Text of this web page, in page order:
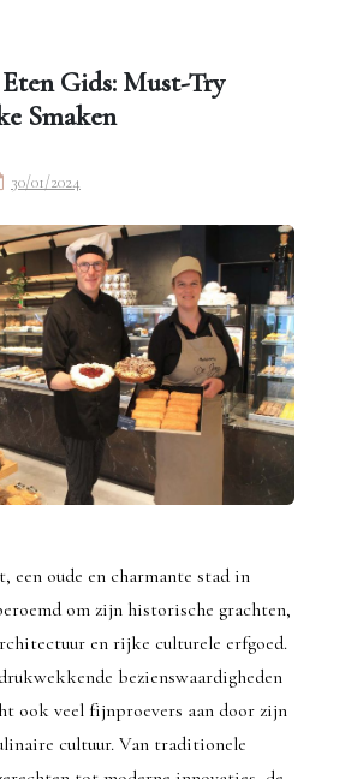
Gids: Must-Try
Smaken
30/01/2024
een oude en charmante stad in
om zijn historische grachten,
en rijke culturele erfgoed.
bezienswaardigheden
ook veel fijnproevers aan door zijn
cultuur. Van traditionele